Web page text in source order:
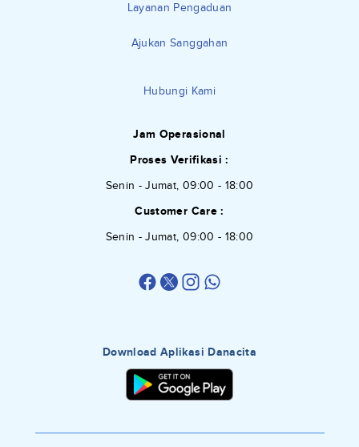
Layanan Pengaduan
Ajukan Sanggahan
Hubungi Kami
Jam Operasional
Proses Verifikasi :
Senin - Jumat, 09:00 - 18:00
Customer Care :
Senin - Jumat, 09:00 - 18:00
Download Aplikasi Danacita